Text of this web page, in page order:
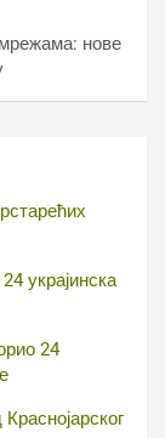
нове
украјинска
24